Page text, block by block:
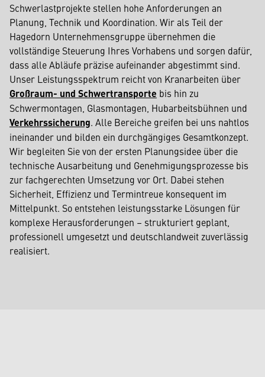
Schwerlastprojekte stellen hohe Anforderungen an
Planung, Technik und Koordination. Wir als Teil der
Hagedorn Unternehmensgruppe übernehmen die
vollständige Steuerung Ihres Vorhabens und sorgen dafür,
dass alle Abläufe präzise aufeinander abgestimmt sind.
Unser Leistungsspektrum reicht von Kranarbeiten über
Großraum- und Schwertransporte bis hin zu
Schwermontagen, Glasmontagen, Hubarbeitsbühnen und
Verkehrssicherung. Alle Bereiche greifen bei uns nahtlos
ineinander und bilden ein durchgängiges Gesamtkonzept.
Wir begleiten Sie von der ersten Planungsidee über die
technische Ausarbeitung und Genehmigungsprozesse bis
zur fachgerechten Umsetzung vor Ort. Dabei stehen
Sicherheit, Effizienz und Termintreue konsequent im
Mittelpunkt. So entstehen leistungsstarke Lösungen für
komplexe Herausforderungen – strukturiert geplant,
professionell umgesetzt und deutschlandweit zuverlässig
realisiert.